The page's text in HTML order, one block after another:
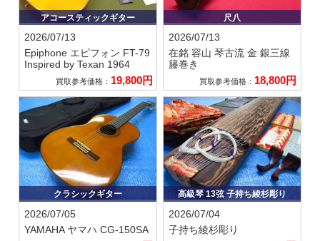
アコースティックギター
2026/07/13
Epiphone エピフォン FT-79
Inspired by Texan 1964
買取参考価格： 19,800円
尺八
2026/07/13
在銘 容山 琴古流 金 銀三線
籐巻き
買取参考価格： 18,800円
クラシックギター
2026/07/05
YAMAHA ヤマハ CG-150SA
高級琴 13弦 子持ち綾杉彫り
2026/07/04
子持ち綾杉彫り